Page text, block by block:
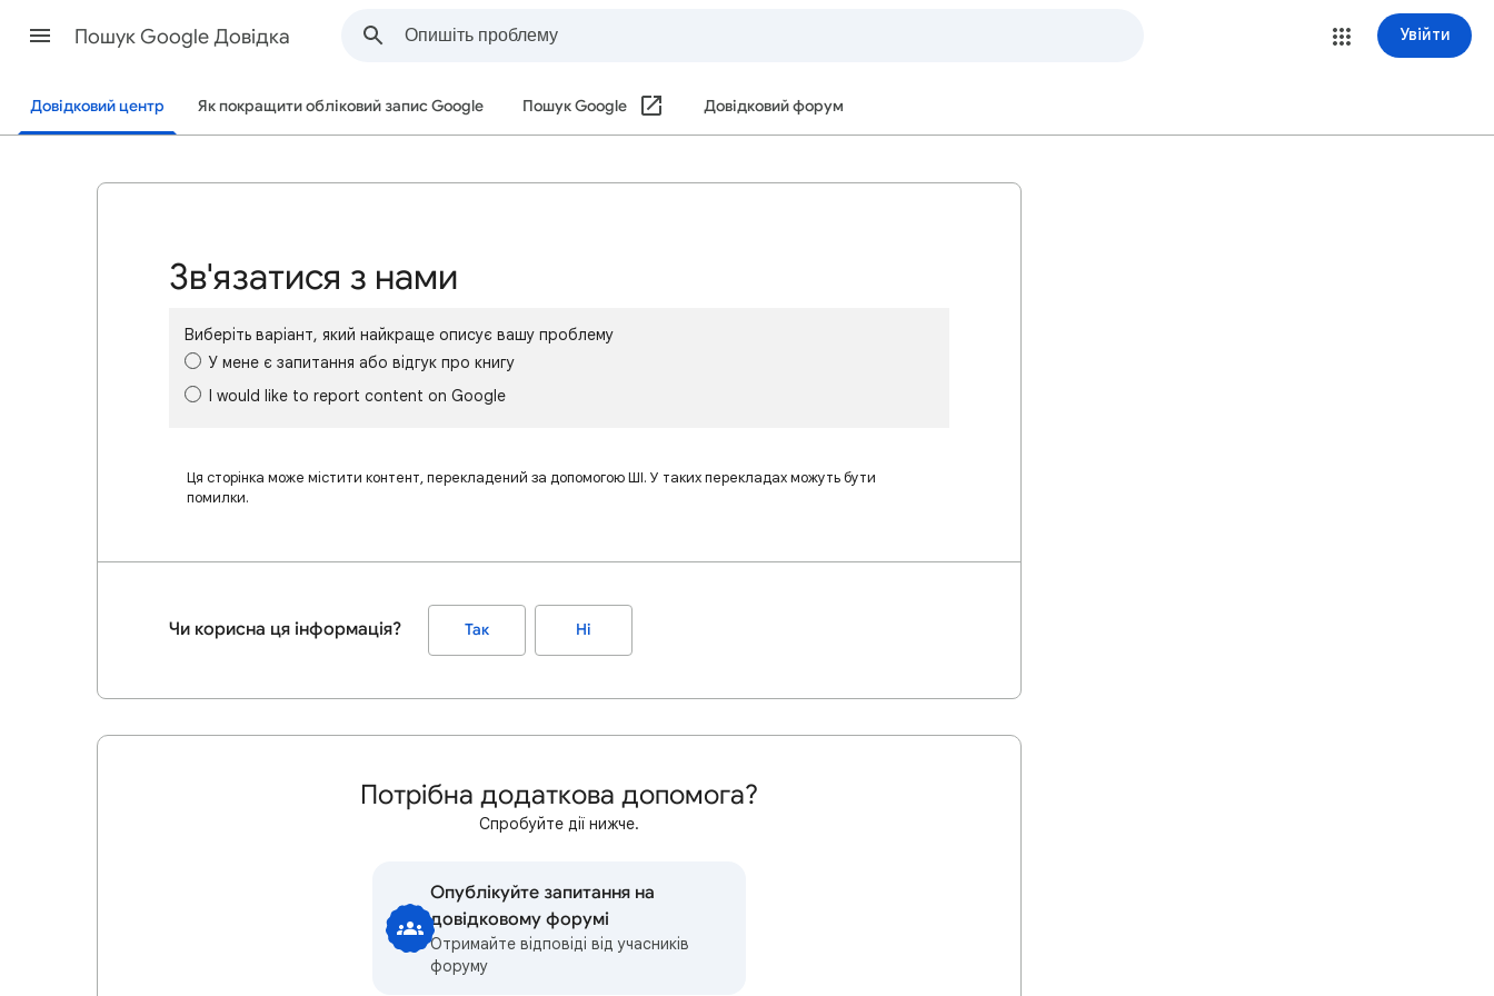
Пошук Google Довідка Увійти
Довідковий центр Як покращити обліковий запис Google Пошук Google Довідковий форум
Зв'язатися з нами
Виберіть варіант, який найкраще описує вашу проблему
У мене є запитання або відгук про книгу
I would like to report content on Google
Ця сторінка може містити контент, перекладений за допомогою ШІ. У таких перекладах можуть бути
помилки.
Чи корисна ця інформація? Так Ні
Потрібна додаткова допомога?
Спробуйте дії нижче.
Опублікуйте запитання на
довідковому форумі
Отримайте відповіді від учасників
форуму